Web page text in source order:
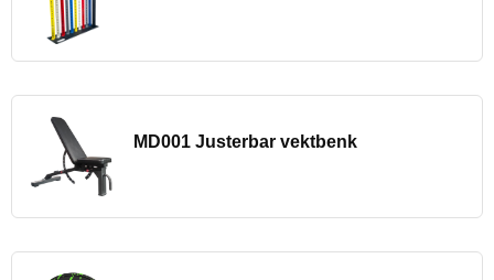
MD001 Justerbar vektbenk